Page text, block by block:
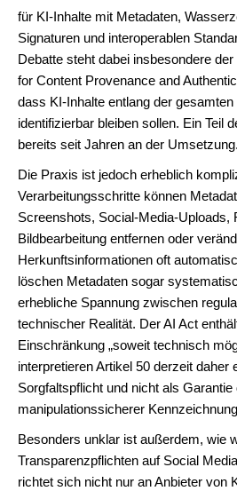
für KI-Inhalte mit Metadaten,
Signaturen und interoperablen
Debatte steht dabei insbesondere
for Content Provenance and
dass KI-Inhalte entlang der
identifizierbar bleiben sollen. Ein Teil
bereits seit Jahren an der Umsetzung.
Die Praxis ist jedoch erheblich
Verarbeitungsschritte können
Screenshots, Social-Media-Uploads,
Bildbearbeitung entfernen oder
Herkunftsinformationen oft
löschen Metadaten sogar
erhebliche Spannung zwischen
technischer Realität. Der AI Act
Einschränkung „soweit technisch
interpretieren Artikel 50 derzeit daher
Sorgfaltspflicht und nicht als Garantie
manipulationssicherer
Besonders unklar ist außerdem, wie
Transparenzpflichten auf Social
richtet sich nicht nur an Anbieter von